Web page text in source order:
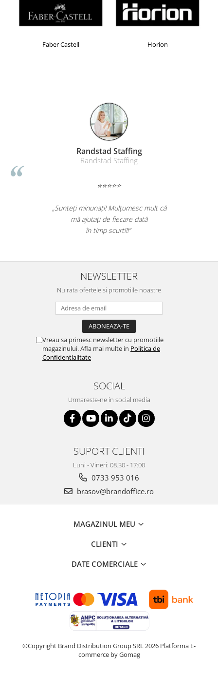
Faber Castell Horion
Randstad Staffing
Randstad Staffing
⭐⭐⭐⭐⭐
„Sunteți minunați! Mulțumesc mult că
mă ajutați de fiecare dată
în timp scurt!!!”
NEWSLETTER
Nu rata ofertele si promotiile noastre
Vreau sa primesc newsletter cu promotiile
magazinului. Afla mai multe in Politica de
Confidentialitate
SOCIAL
Urmareste-ne in social media
SUPORT CLIENTI
Luni - Vineri: 08.30 - 17:00
0733 953 016
brasov@brandoffice.ro
MAGAZINUL MEU
CLIENTI
DATE COMERCIALE
©Copyright Brand Distribution Group SRL 2026 Platforma E-
commerce by Gomag